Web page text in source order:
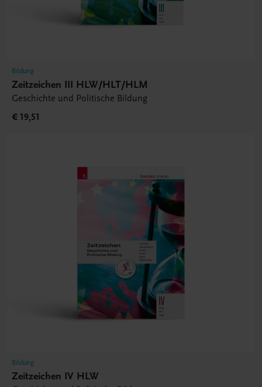
Bildung
Zeitzeichen III HLW/HLT/HLM
Geschichte und Politische Bildung
€ 19,51
Bildung
Zeitzeichen IV HLW